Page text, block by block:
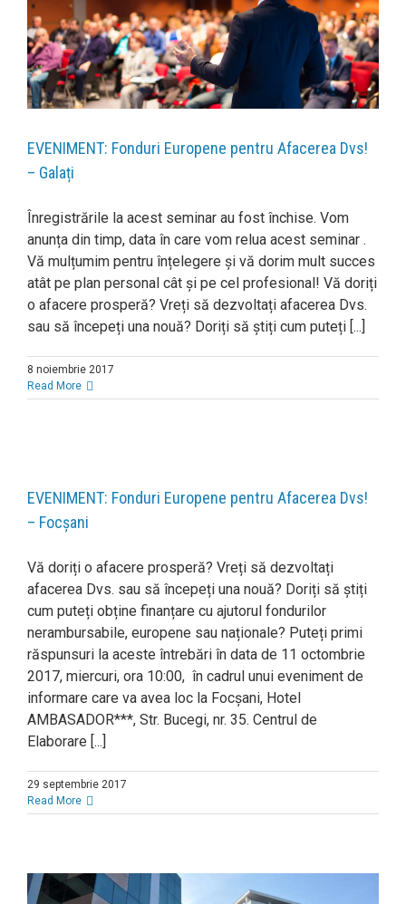
EVENIMENT: Fonduri Europene pentru Afacerea Dvs!
– Galați
Înregistrările la acest seminar au fost închise. Vom
anunța din timp, data în care vom relua acest seminar .
Vă mulțumim pentru înțelegere și vă dorim mult succes
atât pe plan personal cât și pe cel profesional! Vă doriți
o afacere prosperă? Vreți să dezvoltați afacerea Dvs.
sau să începeți una nouă? Doriți să știți cum puteți [...]
8 noiembrie 2017
Read More
EVENIMENT: Fonduri Europene pentru Afacerea Dvs!
– Focșani
Vă doriți o afacere prosperă? Vreți să dezvoltați
afacerea Dvs. sau să începeți una nouă? Doriți să știți
cum puteți obține finanțare cu ajutorul fondurilor
nerambursabile, europene sau naționale? Puteți primi
răspunsuri la aceste întrebări în data de 11 octombrie
2017, miercuri, ora 10:00, în cadrul unui eveniment de
informare care va avea loc la Focșani, Hotel
AMBASADOR***, Str. Bucegi, nr. 35. Centrul de
Elaborare [...]
29 septembrie 2017
Read More